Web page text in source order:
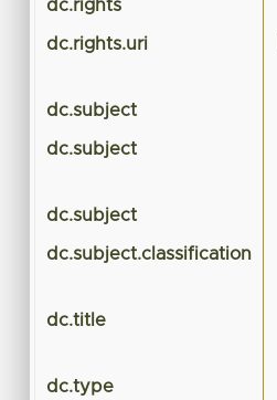
dc.rights
dc.rights.uri
dc.subject
dc.subject
dc.subject
dc.subject.classification
dc.title
dc.type